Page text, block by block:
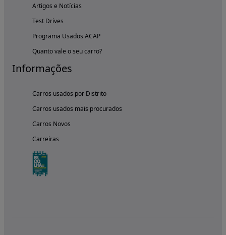
Artigos e Notícias
Test Drives
Programa Usados ACAP
Quanto vale o seu carro?
Informações
Carros usados por Distrito
Carros usados mais procurados
Carros Novos
Carreiras